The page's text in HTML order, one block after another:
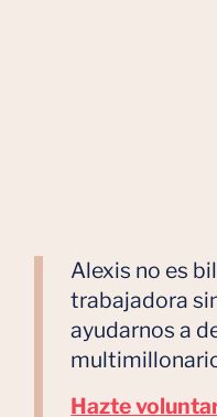
Alexis no es
trabajadora
ayudarnos a
Hazte